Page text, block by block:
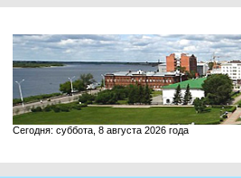
Сегодня: суббота, 8 августа 2026 года